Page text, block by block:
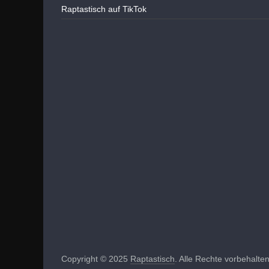
Raptastisch auf TikTok
Copyright © 2025 Raptastisch . Alle Rechte